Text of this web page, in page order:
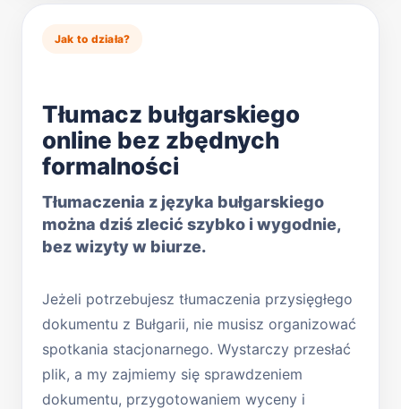
Jak to działa?
Tłumacz bułgarskiego
online bez zbędnych
formalności
Tłumaczenia z języka bułgarskiego
można dziś zlecić szybko i wygodnie,
bez wizyty w biurze.
Jeżeli potrzebujesz tłumaczenia przysięgłego
dokumentu z Bułgarii, nie musisz organizować
spotkania stacjonarnego. Wystarczy przesłać
plik, a my zajmiemy się sprawdzeniem
dokumentu, przygotowaniem wyceny i